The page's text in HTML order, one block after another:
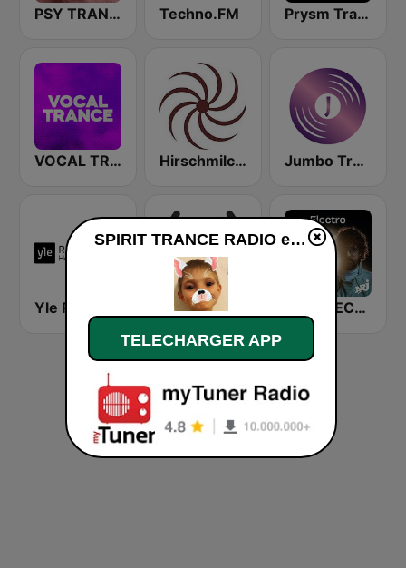
PSY TRANCE Techno.FM Prysm Trance
VOCAL TRANCE Hirschmilch Progressive Jumbo Trance Radio
NRJ ELECTRO
SPIRIT TRANCE RADIO en ligne
TELECHARGER APP